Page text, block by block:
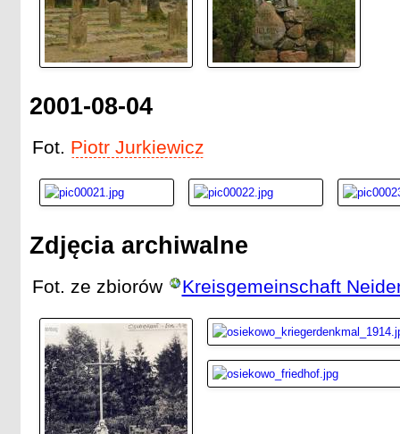
2001-08-04
Fot. Piotr Jurkiewicz
Zdjęcia archiwalne
Fot. ze zbiorów Kreisgemeinschaft